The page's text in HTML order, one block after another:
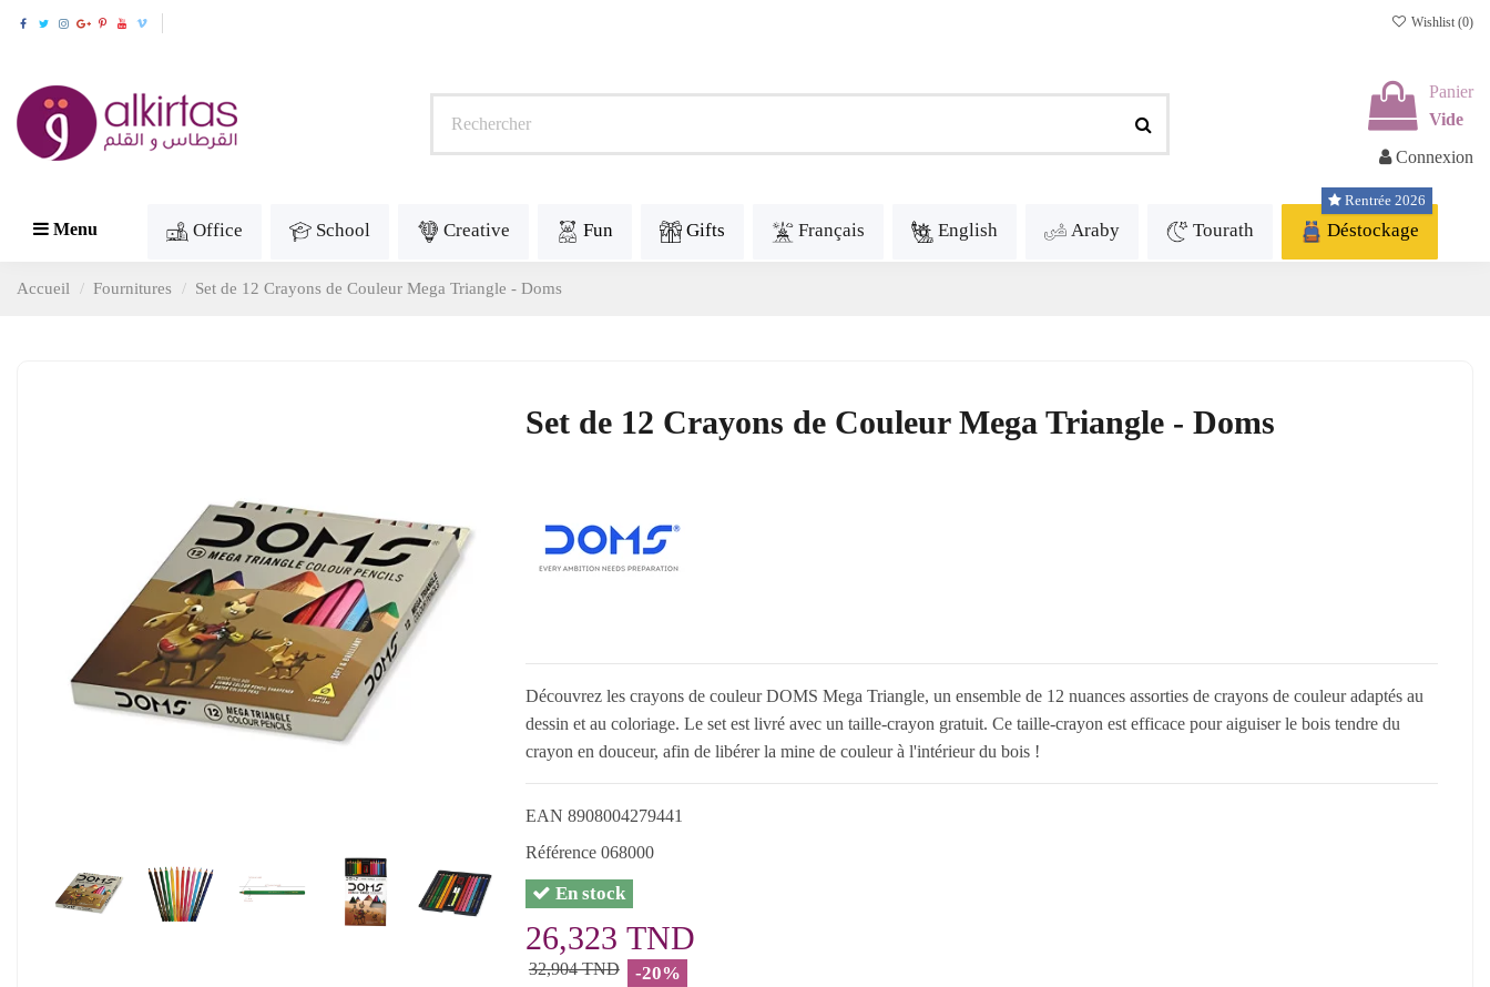
Wishlist (0)
Panier
Vide
Connexion
Menu Office School Creative Fun Gifts Français English Araby Tourath Déstockage
Rentrée 2026
Accueil Fournitures Set de 12 Crayons de Couleur Mega Triangle - Doms
Set de 12 Crayons de Couleur Mega Triangle - Doms
Découvrez les crayons de couleur DOMS Mega Triangle, un ensemble de 12 nuances assorties de crayons de couleur adaptés au
dessin et au coloriage. Le set est livré avec un taille-crayon gratuit. Ce taille-crayon est efficace pour aiguiser le bois tendre du
crayon en douceur, afin de libérer la mine de couleur à l'intérieur du bois !
EAN 8908004279441
Référence 068000
En stock
26,323 TND
32,904 TND -20%